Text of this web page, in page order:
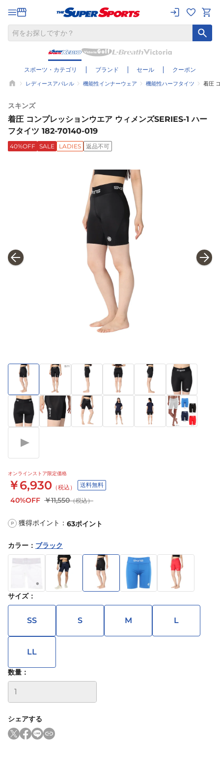
スポーツ・カテゴリ ブランド セール クーポン
レディースアパレル 機能性インナーウェア 機能性ハーフタイツ 着圧
スキンズ
着圧 コンプレッションウエア ウィメンズSERIES-1 ハー
フタイツ 182-70140-019
40%OFF SALE LADIES 返品不可
オンラインストア限定価格
￥6,930 （税込） 送料無料
40%OFF ￥11,550（税込）
P 獲得ポイント： 63ポイント
カラー ： ブラック
サイズ：
SS S M L
LL
数量：
シェアする